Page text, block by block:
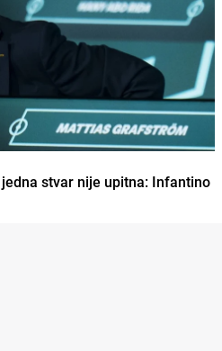
stvar nije upitna: Infantino